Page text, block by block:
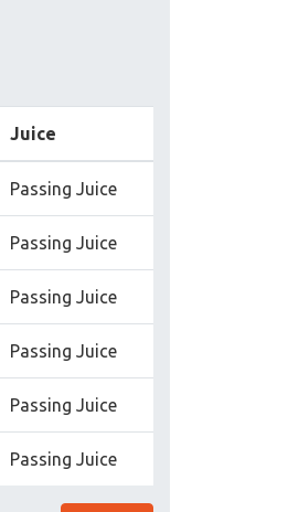
Juice
Passing Juice
Passing Juice
Passing Juice
Passing Juice
Passing Juice
Passing Juice